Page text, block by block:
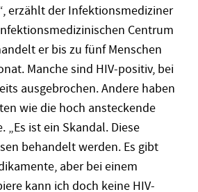
erzählt der Infektionsmediziner
Centrum
er bis zu fünf Menschen
Manche sind HIV-positiv, bei
ausgebrochen. Andere haben
wie die hoch ansteckende
„Es ist ein Skandal. Diese
behandelt werden. Es gibt
aber bei einem
kann ich doch keine HIV-